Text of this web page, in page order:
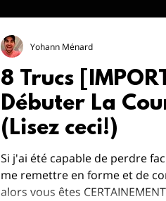
8 Trucs
Débuter La
(Lisez ceci!)
Si j'ai été capable de perdre
me remettre en forme et de
alors vous êtes
Yohann Ménard